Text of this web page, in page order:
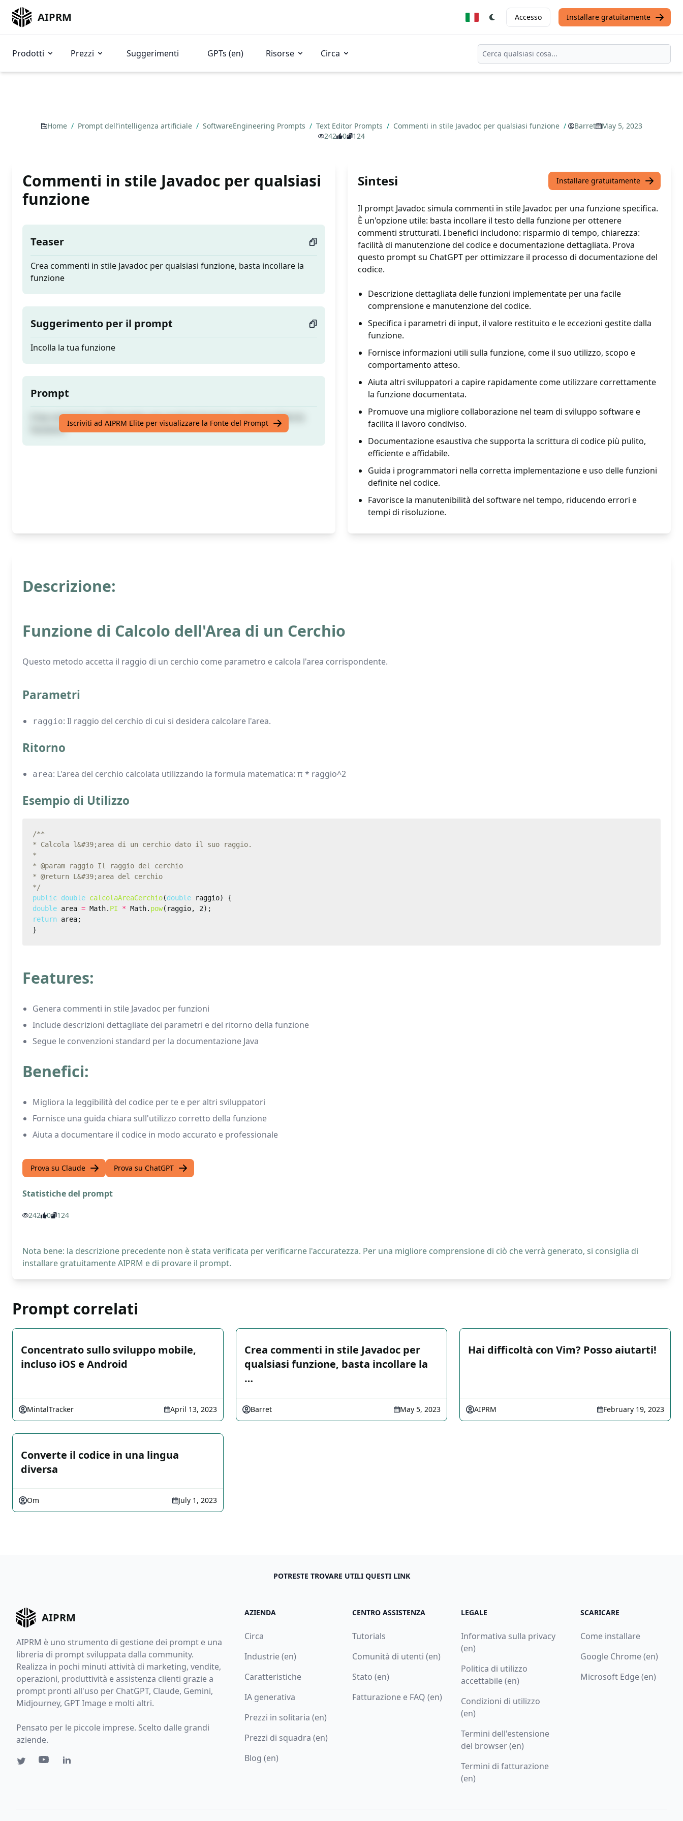
AIPRM Accesso Installare gratuitamente
Prodotti Prezzi Suggerimenti GPTs (en) Risorse Circa
Home / Prompt dell’intelligenza artificiale / SoftwareEngineering Prompts / Text Editor Prompts / Commenti in stile Javadoc per qualsiasi funzione / Barret
May 5, 2023
242
0 124
Commenti in stile Javadoc per qualsiasi
funzione
Teaser
Crea commenti in stile Javadoc per qualsiasi funzione, basta incollare la
funzione
Suggerimento per il prompt
Incolla la tua funzione
Prompt
Crea commenti in stile Javadoc per qualsiasi funzione, basta incollare la
funzione
Iscriviti ad AIPRM Elite per visualizzare la Fonte del Prompt
Sintesi Installare gratuitamente
Il prompt Javadoc simula commenti in stile Javadoc per una funzione specifica.
È un'opzione utile: basta incollare il testo della funzione per ottenere
commenti strutturati. I benefici includono: risparmio di tempo, chiarezza:
facilità di manutenzione del codice e documentazione dettagliata. Prova
questo prompt su ChatGPT per ottimizzare il processo di documentazione del
codice.
Descrizione dettagliata delle funzioni implementate per una facile
comprensione e manutenzione del codice.
Specifica i parametri di input, il valore restituito e le eccezioni gestite dalla
funzione.
Fornisce informazioni utili sulla funzione, come il suo utilizzo, scopo e
comportamento atteso.
Aiuta altri sviluppatori a capire rapidamente come utilizzare correttamente
la funzione documentata.
Promuove una migliore collaborazione nel team di sviluppo software e
facilita il lavoro condiviso.
Documentazione esaustiva che supporta la scrittura di codice più pulito,
efficiente e affidabile.
Guida i programmatori nella corretta implementazione e uso delle funzioni
definite nel codice.
Favorisce la manutenibilità del software nel tempo, riducendo errori e
tempi di risoluzione.
Descrizione:
Funzione di Calcolo dell'Area di un Cerchio
Questo metodo accetta il raggio di un cerchio come parametro e calcola l'area corrispondente.
Parametri
raggio: Il raggio del cerchio di cui si desidera calcolare l'area.
Ritorno
area: L'area del cerchio calcolata utilizzando la formula matematica: π * raggio^2
Esempio di Utilizzo
*/
public double calcolaAreaCerchio(double
double area = Math. PI * Math. pow
return
Features:
Genera commenti in stile Javadoc per funzioni
Include descrizioni dettagliate dei parametri e del ritorno della funzione
Segue le convenzioni standard per la documentazione Java
Benefici:
Migliora la leggibilità del codice per te e per altri sviluppatori
Fornisce una guida chiara sull'utilizzo corretto della funzione
Aiuta a documentare il codice in modo accurato e professionale
Prova su Claude Prova su ChatGPT
Statistiche del prompt
242 0 124
Nota bene: la descrizione precedente non è stata verificata per verificarne l'accuratezza. Per una migliore comprensione di ciò che verrà generato, si consiglia di
installare gratuitamente AIPRM e di provare il prompt.
Prompt correlati
Concentrato sullo sviluppo mobile,
incluso iOS e Android
MintalTracker April 13, 2023
Crea commenti in stile Javadoc per
qualsiasi funzione, basta incollare la
…
Barret May 5, 2023
Hai difficoltà con Vim? Posso aiutarti!
AIPRM February 19, 2023
Converte il codice in una lingua
diversa
Om July 1, 2023
POTRESTE TROVARE UTILI QUESTI LINK
AIPRM
AIPRM è uno strumento di gestione dei prompt e una
libreria di prompt sviluppata dalla community.
Realizza in pochi minuti attività di marketing, vendite,
operazioni, produttività e assistenza clienti grazie a
prompt pronti all'uso per ChatGPT, Claude, Gemini,
Midjourney, GPT Image e molti altri.
Pensato per le piccole imprese. Scelto dalle grandi
aziende.
AZIENDA
Circa
Industrie (en)
Caratteristiche
IA generativa
Prezzi in solitaria (en)
Prezzi di squadra (en)
Blog (en)
CENTRO ASSISTENZA
Tutorials
Comunità di utenti (en)
Stato (en)
Fatturazione e FAQ (en)
LEGALE
Informativa sulla privacy
(en)
Politica di utilizzo
accettabile (en)
Condizioni di utilizzo
(en)
Termini dell'estensione
del browser (en)
Termini di fatturazione
(en)
SCARICARE
Come installare
Google Chrome (en)
Microsoft Edge (en)